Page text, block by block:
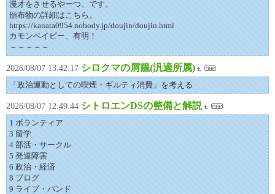
漫才をさせるやーつ、です。
頒布物の詳細はこちら。
https://kanata0954.nobody.jp/doujin/doujin.html
カモンベイビー、有明！
－－－－－
2026/08/07 13:42:17 シロクマの屑籠(汎適所属)
「政治運動としての喫煙・ギルティ消費」を考える
2026/08/07 12:49:44 シトロエンDSの整備と解説
1 ボランティア
3 留学
4 部活・サークル
5 発達障害
6 政治・経済
8 ブログ
9 ライブ・バンド